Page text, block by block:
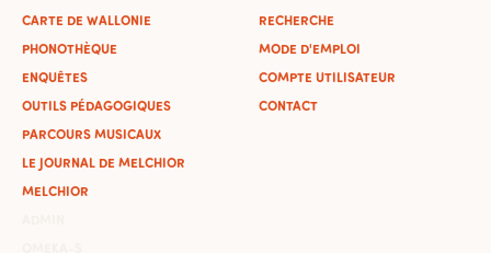
CARTE DE WALLONIE
PHONOTHÈQUE
ENQUÊTES
OUTILS PÉDAGOGIQUES
PARCOURS MUSICAUX
LE JOURNAL DE MELCHIOR
MELCHIOR
RECHERCHE
MODE D'EMPLOI
COMPTE UTILISATEUR
CONTACT